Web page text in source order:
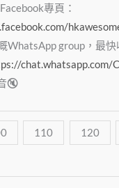
專頁：
WhatsApp group，最
🔇
110 120